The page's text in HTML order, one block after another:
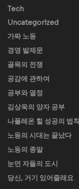
Tech
Uncategorized
가짜 노동
경영 발제문
골목의 전쟁
공감에 관하여
공부와 열정
김상욱의 양자 공부
나폴레온 힐 성공의 법칙
노동의 시대는 끝났다
노동의 종말
눈먼 자들의 도시
당신, 거기 있어줄래요